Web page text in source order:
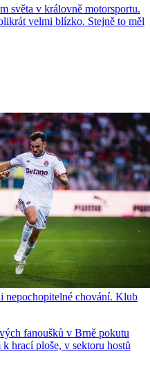
světa v královně motorsportu.
velmi blízko. Stejně to měl
nepochopitelné chování. Klub
fanoušků v Brně pokutu
hrací ploše, v sektoru hostů